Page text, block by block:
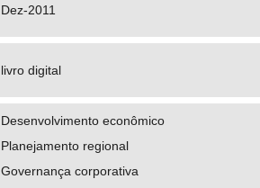
Dez-2011
livro digital
Desenvolvimento econômico
Planejamento regional
Governança corporativa